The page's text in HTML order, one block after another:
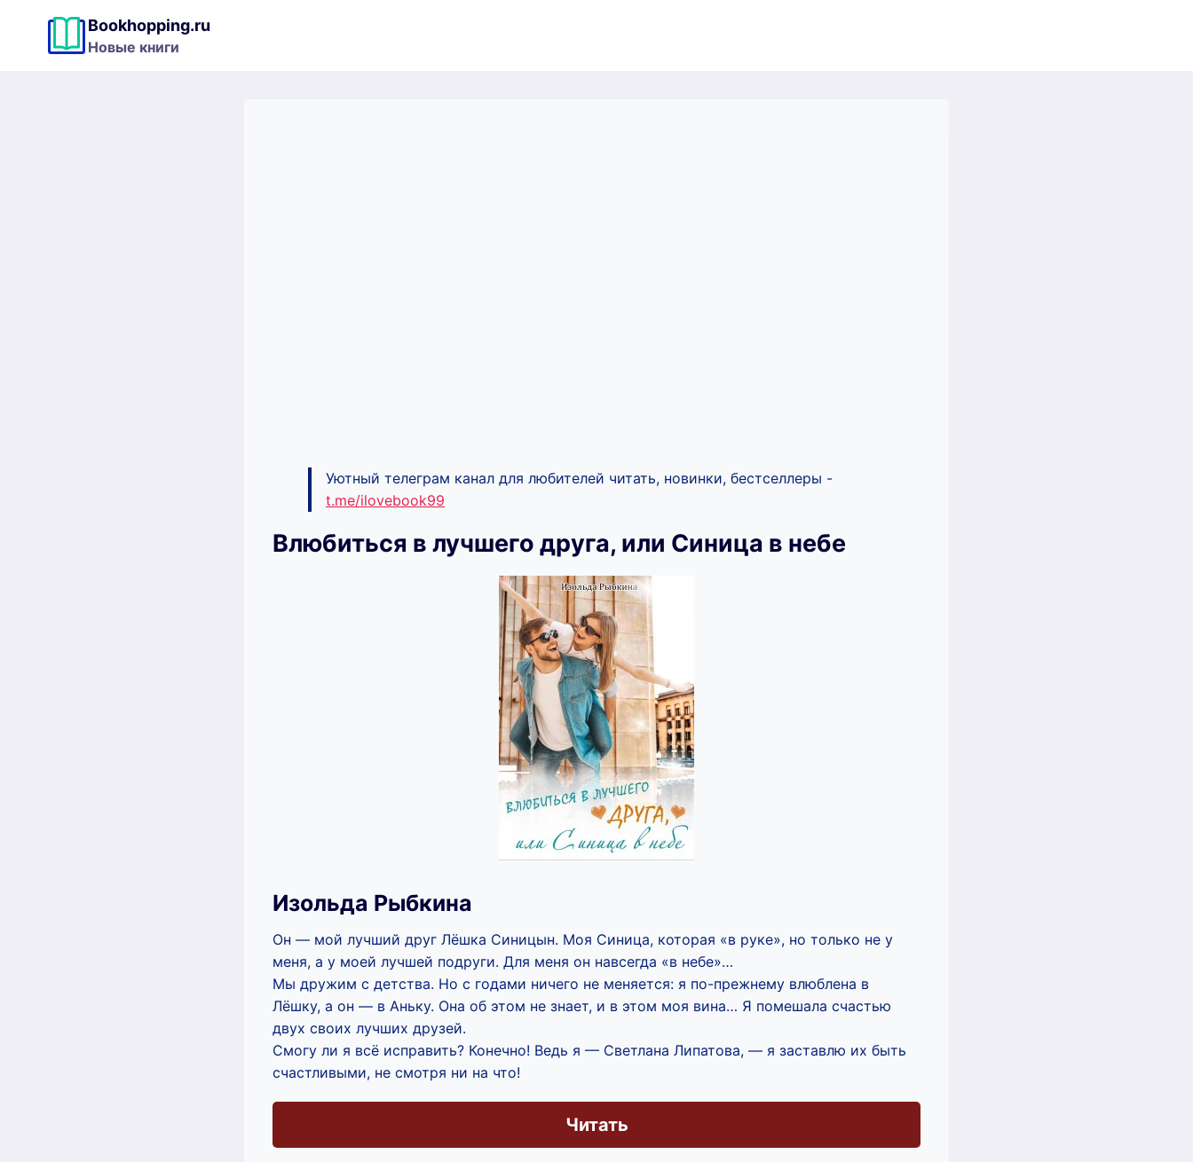
содержимому
Bookhopping.ru
Новые книги
Уютный телеграм канал для любителей читать, новинки, бестселлеры -
t.me/ilovebook99
Влюбиться в лучшего друга, или Синица в небе
Изольда Рыбкина
Он — мой лучший друг Лёшка Синицын. Моя Синица, которая «в руке», но только не у
меня, а у моей лучшей подруги. Для меня он навсегда «в небе»…
Мы дружим с детства. Но с годами ничего не меняется: я по-прежнему влюблена в
Лёшку, а он — в Аньку. Она об этом не знает, и в этом моя вина… Я помешала счастью
двух своих лучших друзей.
Смогу ли я всё исправить? Конечно! Ведь я — Светлана Липатова, — я заставлю их быть
счастливыми, не смотря ни на что!
Читать